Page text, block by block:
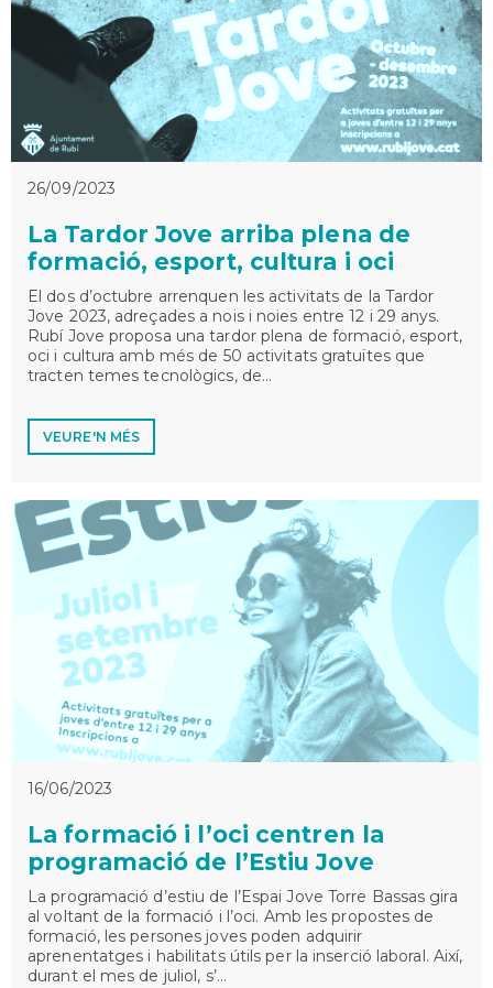
26/09/2023
La Tardor Jove arriba plena de
formació, esport, cultura i oci
El dos d’octubre arrenquen les activitats de la Tardor
Jove 2023, adreçades a nois i noies entre 12 i 29 anys.
Rubí Jove proposa una tardor plena de formació, esport,
oci i cultura amb més de 50 activitats gratuïtes que
tracten temes tecnològics, de…
VEURE'N MÉS
16/06/2023
La formació i l’oci centren la
programació de l’Estiu Jove
La programació d’estiu de l’Espai Jove Torre Bassas gira
al voltant de la formació i l’oci. Amb les propostes de
formació, les persones joves poden adquirir
aprenentatges i habilitats útils per la inserció laboral. Així,
durant el mes de juliol, s’…